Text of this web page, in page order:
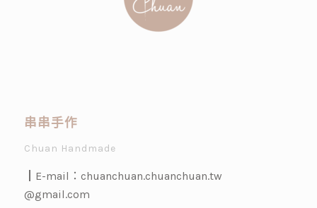
串串手作
Chuan Handmade
┃E-mail： chuanchuan.chuanchuan.tw
@gmail.com